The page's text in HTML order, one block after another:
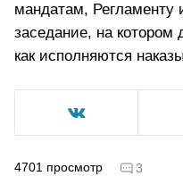
мандатам, Регламенту
заседание, на
как исполняются
4701 просмотр 3